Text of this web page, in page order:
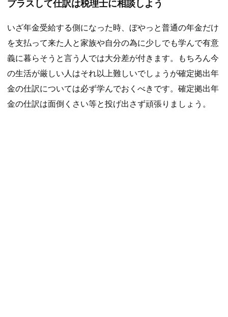
プラスして仕訳は税理士に相談しよう
いざ年金受給する側になった時、ぼやっと普通の年金だけ
を支払って来た人と家族や自分の為に少しでも学んで有意
義に暮らそうと言う人では大分差が付きます。もちろん今
の生活が厳しい人はそれ以上難しいでしょうが確定拠出年
金の仕訳については必ず学んでおくべきです。確定拠出年
金の仕訳は面倒くさい等と投げ出さず頑張りましょう。